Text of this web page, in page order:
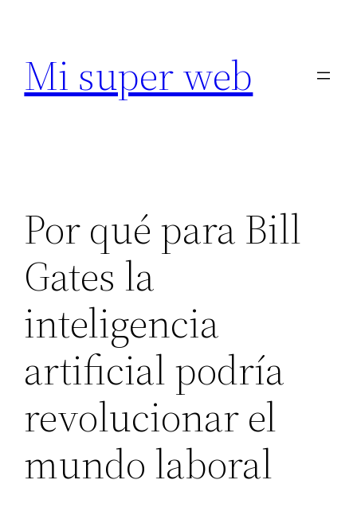
contenido
Mi super web
Por qué para Bill
Gates la
inteligencia
artificial podría
revolucionar el
mundo laboral